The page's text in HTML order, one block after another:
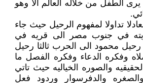
الطفل من خلاله العالم الا وهو
تداولا لمفهوم الرحيل حيث جاء
في جنوب مصر الى قريه في
رحيل محمود الى الحرب ثالثا رحيل
وفكره الدعاء وفكره الفصل ما
والصوره الخياليه حيث تاتي
والدفرسوار وردود فعل